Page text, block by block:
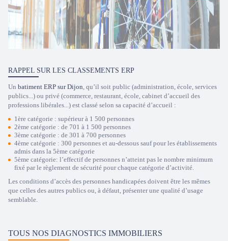
RAPPEL SUR LES CLASSEMENTS ERP
Un batiment ERP sur Dijon, qu’il soit public (administration, école, services
publics...) ou privé (commerce, restaurant, école, cabinet d’accueil des
professions libérales...) est classé selon sa capacité d’accueil :
1ère catégorie : supérieur à 1 500 personnes
2ème catégorie : de 701 à 1 500 personnes
3ème catégorie : de 301 à 700 personnes
4ème catégorie : 300 personnes et au-dessous sauf pour les établissements
admis dans la 5ème catégorie
5ème catégorie: l’effectif de personnes n’atteint pas le nombre minimum
fixé par le règlement de sécurité pour chaque catégorie d’activité.
Les conditions d’accès des personnes handicapées doivent être les mêmes
que celles des autres publics ou, à défaut, présenter une qualité d’usage
semblable.
TOUS NOS DIAGNOSTICS IMMOBILIERS